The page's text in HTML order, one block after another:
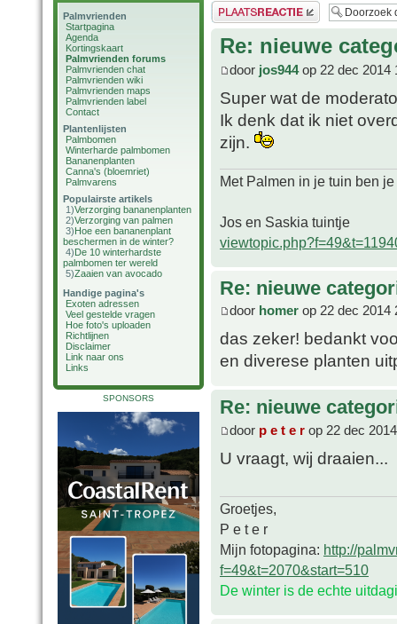
Palmvrienden
Startpagina
Agenda
Kortingskaart
Palmvrienden forums
Palmvrienden chat
Palmvrienden wiki
Palmvrienden maps
Palmvrienden label
Contact
Plantenlijsten
Palmbomen
Winterharde palmbomen
Bananenplanten
Canna's (bloemriet)
Palmvarens
Populairste artikels
1)Verzorging bananenplanten
2)Verzorging van palmen
3)Hoe een bananenplant
beschermen in de winter?
4)De 10 winterhardste
palmbomen ter wereld
5)Zaaien van avocado
Handige pagina's
Exoten adressen
Veel gestelde vragen
Hoe foto's uploaden
Richtlijnen
Disclaimer
Link naar ons
Links
SPONSORS
Plaats een reactie
Re: nieuwe
door jos944op 22 dec 2014
Super wat de
Ik denk dat ik niet
zijn.
Met Palmen in je tuin ben
Jos en Saskia tuintje
Re: nieuwe
door homer op 22 dec 2014
das zeker! bedankt
en diverese planten
Re: nieuwe
door p e t e r op 22 dec
U vraagt, wij draaien...
Groetjes,
P e t e r
Mijn fotopagina: http://
f=49&t=2070&start=510
De winter is de echte